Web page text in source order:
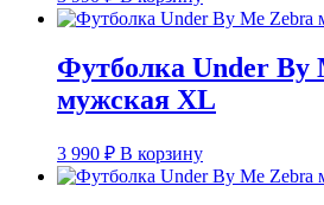
Футболка Under By
мужская XL
3 990 ₽ В корзину